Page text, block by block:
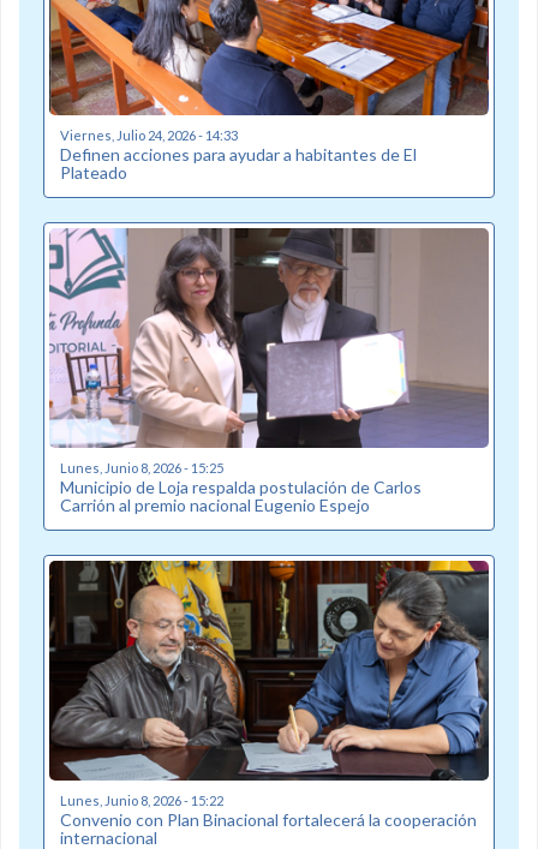
Viernes, Julio 24, 2026 - 14:33
Definen acciones para ayudar a habitantes de El
Plateado
Lunes, Junio 8, 2026 - 15:25
Municipio de Loja respalda postulación de Carlos
Carrión al premio nacional Eugenio Espejo
Lunes, Junio 8, 2026 - 15:22
Convenio con Plan Binacional fortalecerá la cooperación
internacional